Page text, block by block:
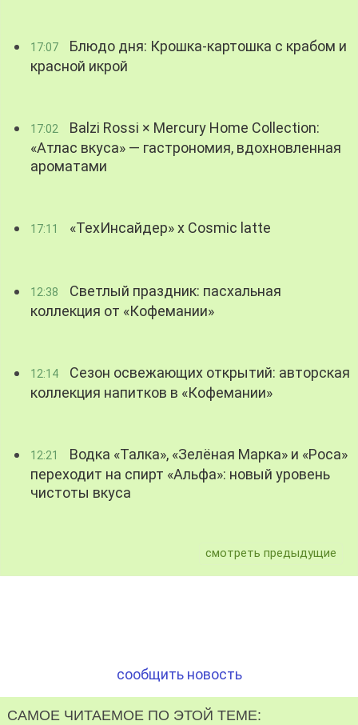
17:07
Блюдо дня: Крошка-картошка с крабом и
красной икрой
17:02
Balzi Rossi × Mercury Home Collection:
«Атлас вкуса» — гастрономия, вдохновленная
ароматами
17:11 «ТехИнсайдер» х Cosmic latte
12:38
Светлый праздник: пасхальная
коллекция от «Кофемании»
12:14
Сезон освежающих открытий: авторская
коллекция напитков в «Кофемании»
12:21
Водка «Талка», «Зелёная Марка» и «Роса»
переходит на спирт «Альфа»: новый уровень
чистоты вкуса
смотреть предыдущие
сообщить новость
САМОЕ ЧИТАЕМОЕ ПО ЭТОЙ ТЕМЕ: